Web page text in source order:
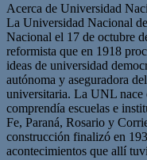
Acerca de Universidad
La Universidad Nacional
Nacional el 17 de octubre
reformista que en 1918
ideas de universidad
autónoma y aseguradora
universitaria. La UNL nace
comprendía escuelas e
Fe, Paraná, Rosario y
construcción finalizó en
acontecimientos que allí